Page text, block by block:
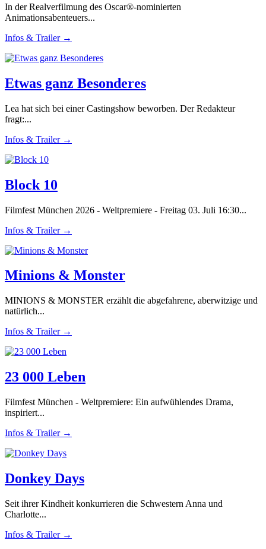
In der Realverfilmung des Oscar®-nominierten
Animationsabenteuers...
Infos & Trailer →
Etwas ganz Besonderes
Lea hat sich bei einer Castingshow beworben. Der Redakteur
fragt:...
Infos & Trailer →
Block 10
Filmfest München 2026 - Weltpremiere - Freitag 03. Juli 16:30...
Infos & Trailer →
Minions & Monster
MINIONS & MONSTER erzählt die abgefahrene, aberwitzige und
natürlich...
Infos & Trailer →
23 000 Leben
Filmfest München - Weltpremiere: Ein aufwühlendes Drama,
inspiriert...
Infos & Trailer →
Donkey Days
Seit ihrer Kindheit konkurrieren die Schwestern Anna und
Charlotte...
Infos & Trailer →